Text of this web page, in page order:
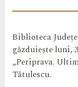
Biblioteca
găzduiește luni,
„Periprava.
Tătulescu.